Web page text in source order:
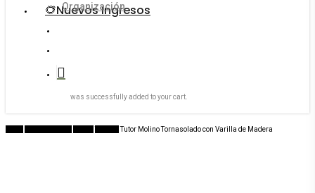
Organización
🌻Nuevos Ingresos
was successfully added to your cart.
Tutor Molino Tornasolado con Varilla de Madera